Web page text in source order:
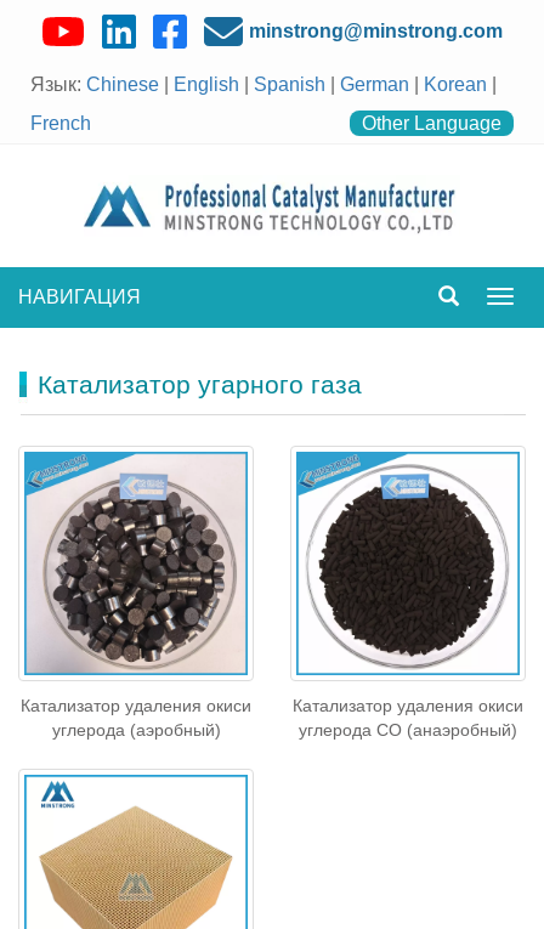
minstrong@minstrong.com
Язык: Chinese English Spanish German Korean
French
Other Language
НАВИГАЦИЯ
Катализатор угарного газа
Катализатор удаления окиси
углерода (аэробный)
Катализатор удаления окиси
углерода CO (анаэробный)